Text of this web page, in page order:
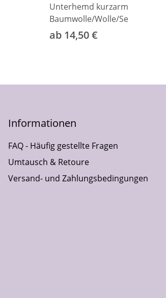
Unterhemd kurzarm
Baumwolle/Wolle/Seide
ab 14,50 €
Informationen
FAQ - Häufig gestellte Fragen
Umtausch & Retoure
Versand- und Zahlungsbedingungen